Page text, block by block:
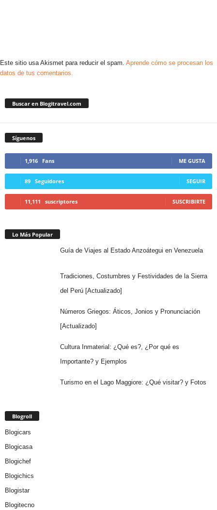
Este sitio usa Akismet para reducir el spam. Aprende cómo se procesan los
datos de tus comentarios.
Buscar en Blogitravel.com
Síguenos
1,916 Fans ME GUSTA
89 Seguidores SEGUIR
11,111 suscriptores SUSCRIBIRTE
Lo Más Popular
Guía de Viajes al Estado Anzoátegui en Venezuela
Tradiciones, Costumbres y Festividades de la Sierra
del Perú [Actualizado]
Números Griegos: Áticos, Jonios y Pronunciación
[Actualizado]
Cultura Inmaterial: ¿Qué es?, ¿Por qué es
Importante? y Ejemplos
Turismo en el Lago Maggiore: ¿Qué visitar? y Fotos
Blogroll
Blogicars
Blogicasa
Blogichef
Blogichics
Blogistar
Blogitecno